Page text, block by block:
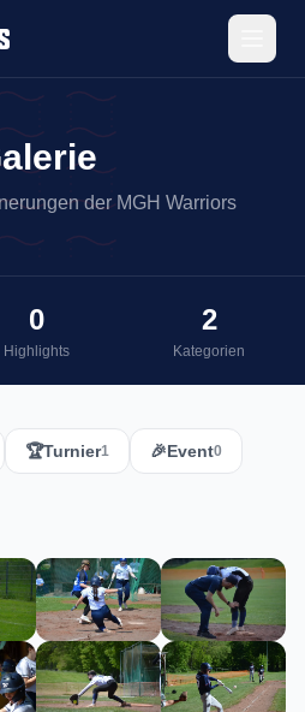
der MGH Warriors
0
Highlights
2
Kategorien
🏆Turnier1 🎉Event0